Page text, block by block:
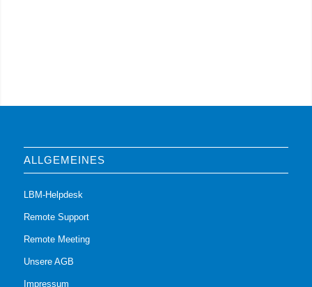
ALLGEMEINES
LBM-Helpdesk
Remote Support
Remote Meeting
Unsere AGB
Impressum